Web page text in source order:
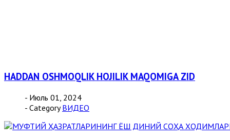
HADDAN OSHMOQLIK HOJILIK MAQOMIGA ZID
- Июль 01, 2024
- Category ВИДЕО